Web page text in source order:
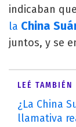
indicaban
la China
juntos, y se
LEÉ TAMBIÉN
¿La China
llamativa